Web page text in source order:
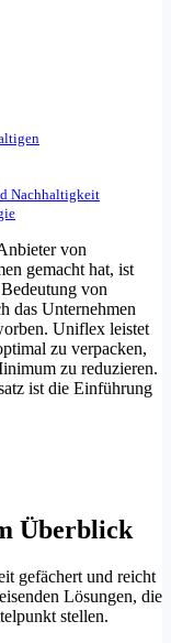
Nachhaltigkeit
von
gemacht hat, ist
von
das Unternehmen
Uniflex leistet
zu verpacken,
zu reduzieren.
ist die Einführung
Überblick
gefächert und reicht
Lösungen, die
stellen.